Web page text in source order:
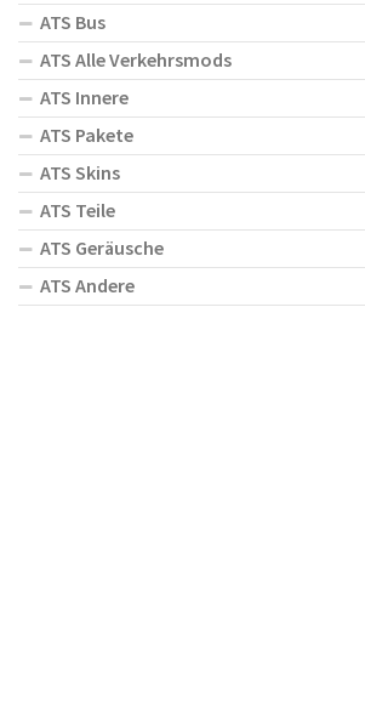
ATS Bus
ATS Alle Verkehrsmods
ATS Innere
ATS Pakete
ATS Skins
ATS Teile
ATS Geräusche
ATS Andere